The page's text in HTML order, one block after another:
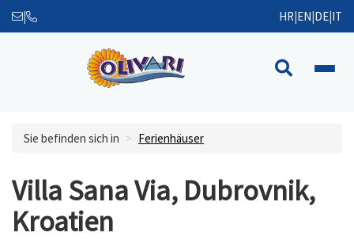
| HR|EN|DE|IT
Sie befinden sich in Ferienhäuser
Villa Sana Via, Dubrovnik,
Kroatien